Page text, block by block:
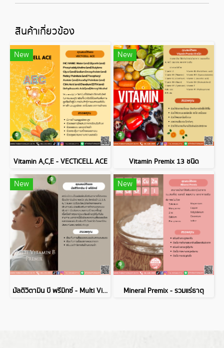
สินค้าเกี่ยวข้อง
New
Vitamin A,C,E - VECTiCELL ACE
New
Vitamin Premix 13 ชนิด
New
มัลติวิตามิน บี พรีมิกซ์ - Multi Vitamin B Premix
New
Mineral Premix - รวมแร่ธาตุ